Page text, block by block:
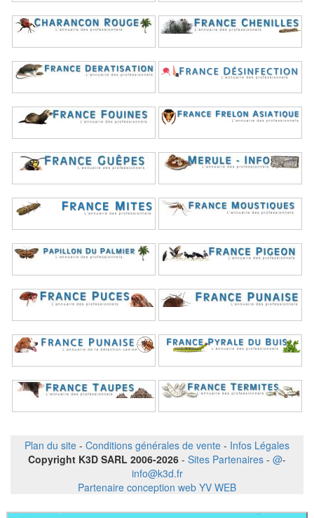
Plan du site - Conditions générales de vente - Infos Légales
Copyright K3D SARL 2006-2026 - Sites Partenaires - @-
info@k3d.fr
Partenaire conception web YV WEB